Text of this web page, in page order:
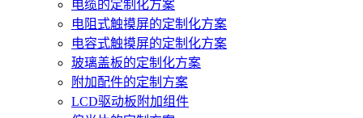
电缆的定制化方案
电阻式触摸屏的定制化方案
电容式触摸屏的定制化方案
玻璃盖板的定制化方案
附加配件的定制方案
LCD驱动板附加组件